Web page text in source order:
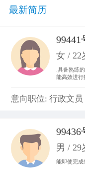
最新简历
99441
女 / 22
.具备熟练
能高效进行
度参与”为
意向职位: 行政文
99436
男 / 29
能即使完